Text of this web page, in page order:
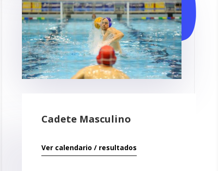
Cadete Masculino
Ver calendario / resultados